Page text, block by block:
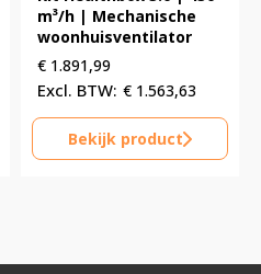
m³/h | Mechanische
woonhuisventilator
€ 1.891,99
€ 1.563,63
Bekijk product